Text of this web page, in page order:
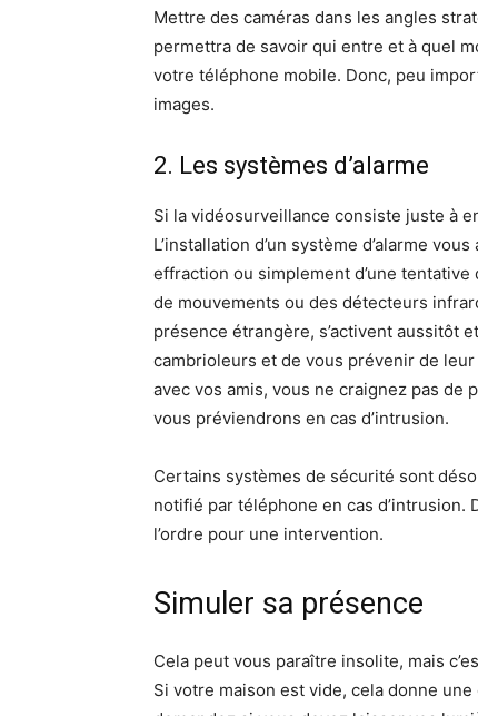
Mettre des caméras dans les angles
permettra de savoir qui entre et à quel
votre téléphone mobile. Donc, peu
images.
2. Les systèmes d’alarme
Si la vidéosurveillance consiste juste à
L’installation d’un système d’alarme
effraction ou simplement d’une
de mouvements ou des détecteurs
présence étrangère, s’activent aussitôt
cambrioleurs et de vous prévenir de
avec vos amis, vous ne craignez pas de
vous préviendrons en cas d’intrusion.
Certains systèmes de sécurité sont
notifié par téléphone en cas d’intrusion.
l’ordre pour une intervention.
Simuler sa présence
Cela peut vous paraître insolite, mais
Si votre maison est vide, cela donne